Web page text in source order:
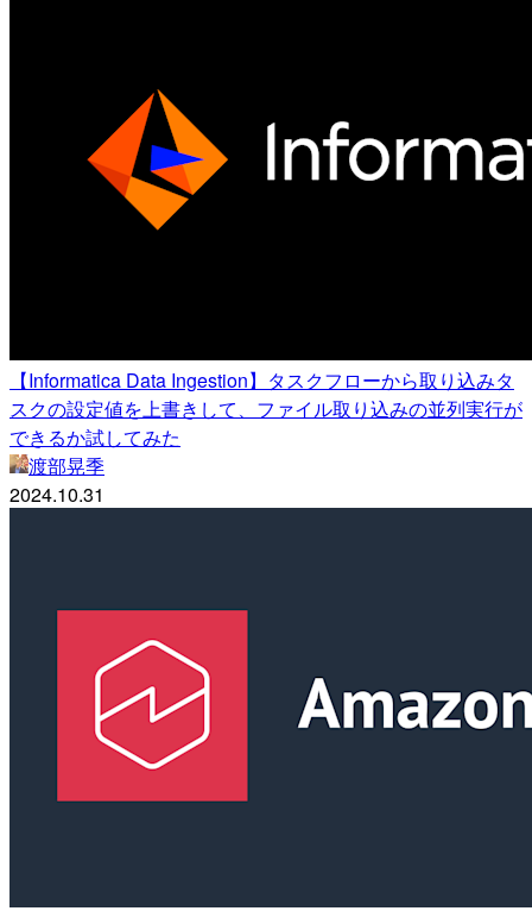
【Informatica Data Ingestion】タスクフローから取り込みタ
スクの設定値を上書きして、ファイル取り込みの並列実行が
できるか試してみた
渡部晃季
2024.10.31